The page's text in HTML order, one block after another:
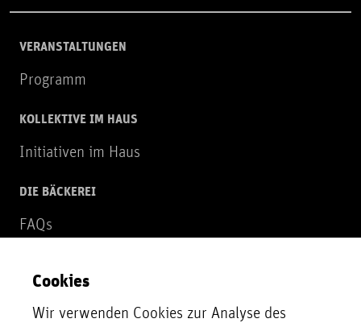
VERANSTALTUNGEN
Programm
KOLLEKTIVE IM HAUS
Initiativen im Haus
DIE BÄCKEREI
FAQs
NEWSLETTER
Zur Newsletter Anmeldung
Cookies
Wir verwenden Cookies zur Analyse des